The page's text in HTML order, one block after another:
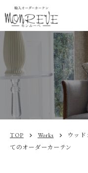
TOP chevron_right Works chevron_right
ウッ
てのオーダーカーテン